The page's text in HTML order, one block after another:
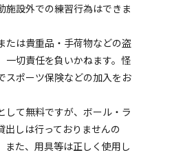
施設外での練習行為はできま
たは貴重品・手荷物などの盗
一切責任を負いかねます。怪
スポーツ保険などの加入をお
して無料ですが、ボール・ラ
出しは行っておりませんの
また、用具等は正しく使用し